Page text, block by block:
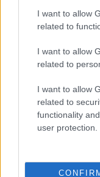
I want to allow
related to
I want to allow
related to
I want to allow
related to
functionality
user protection.
Váratlan fennakadás
vasútvonal
A polgármester a
elbocsátott dolgozón
Csődbe ment a
kerékpárgyártás
Egyszer fent,
ezelőtti árvíz idején
Ilyenek eddig a